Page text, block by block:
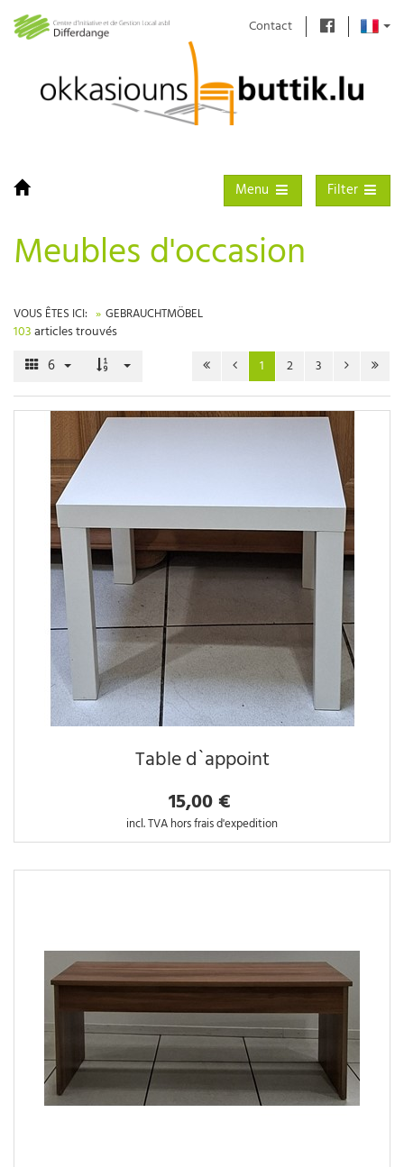
Contact
Toggle filter
Filter
Toggle navigation
Menu
Meubles d'occasion
VOUS ÊTES ICI: GEBRAUCHTMÖBEL
103articles trouvés
6 1 2 3
Table d`appoint
15,00 €
incl. TVA hors frais d'expedition